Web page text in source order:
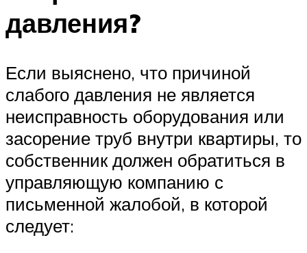
давления?
Если выяснено, что причиной
слабого давления не является
неисправность оборудования или
засорение труб внутри квартиры, то
собственник должен обратиться в
управляющую компанию с
письменной жалобой, в которой
следует: